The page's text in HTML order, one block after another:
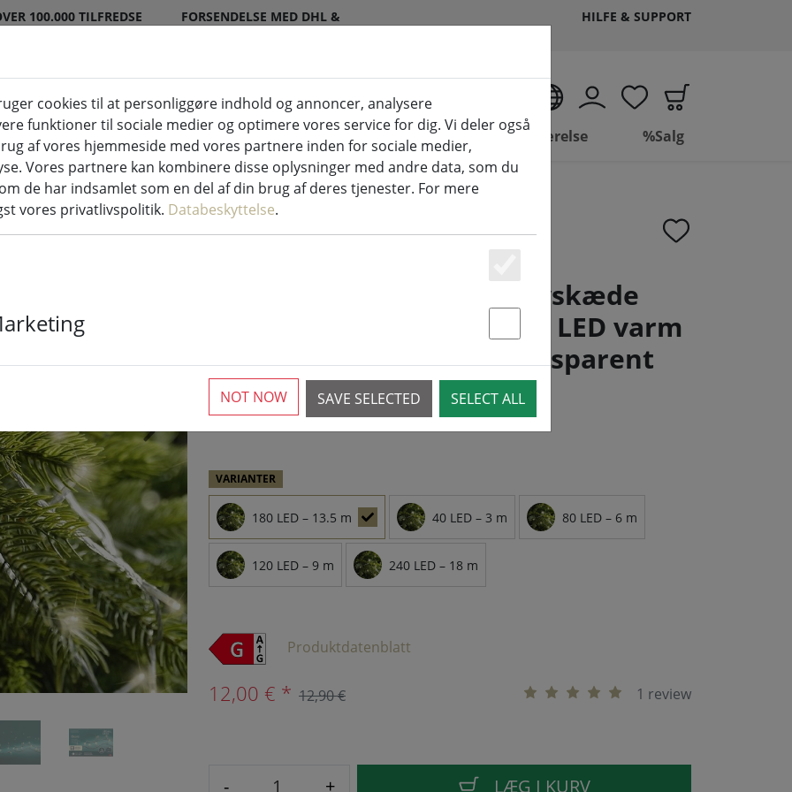
100.000 TILFREDSE
FORSENDELSE MED DHL &
HILFE & SUPPORT
og udendørs
Køkken & mad At leve Badeværelse %Salg
lys
Kaemingk Lumineo LED lyskæde
Basic med lysdæmper 180 LED varm
hvid udendørs 13,5m transparent
›
2 Tilgængelig
VARIANTER
180 LED – 13.5 m 40 LED – 3 m 80 LED – 6 m
120 LED – 9 m 240 LED – 18 m
Produktdatenblatt
1 review
12,00 € * 12,90 €
- + LÆG I KURV
cookies til at personliggøre indhold og annoncer, analysere
funktioner til sociale medier og optimere vores service for dig. Vi deler også
af vores hjemmeside med vores partnere inden for sociale medier,
Vores partnere kan kombinere disse oplysninger med andre data, som du
de har indsamlet som en del af din brug af deres tjenester. For mere
vores privatlivspolitik. Databeskyttelse.
Essenziell
Statstik & Marketing
SAVE SELECTED SELECT ALL
NOT NOW